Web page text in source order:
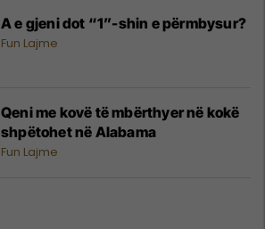
A e gjeni dot “1”-shin e përmbysur?
Fun Lajme
Qeni me kovë të mbërthyer në kokë
shpëtohet në Alabama
Fun Lajme